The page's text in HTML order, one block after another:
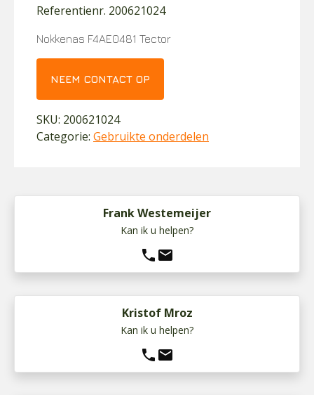
Referentienr. 200621024
Nokkenas F4AE0481 Tector
NEEM CONTACT OP
SKU: 200621024
Categorie: Gebruikte onderdelen
Frank Westemeijer
Kan ik u helpen?
phone mail
Kristof Mroz
Kan ik u helpen?
phone mail